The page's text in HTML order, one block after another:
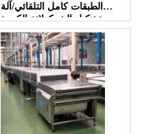
الطبقات كامل التلقائي/آلة
تشكيل الشوكولاتة الكبيرة